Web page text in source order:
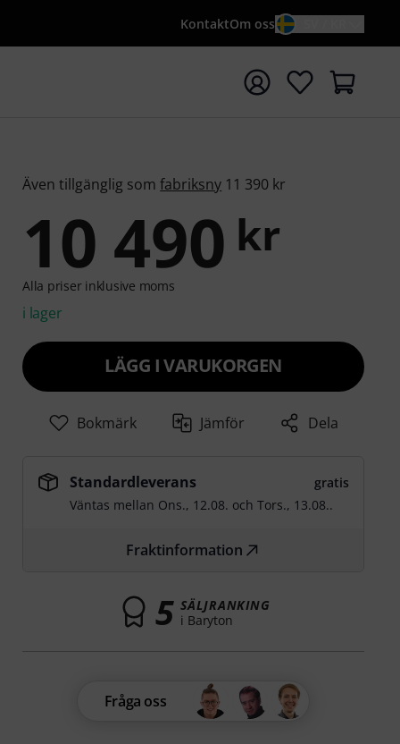
KontaktOm oss
sökningen med söktermen {searchTerm}
Även tillgänglig somfabriksny 11 390 kr
10 490 kr
Alla priser inklusive moms
i lager
LÄGG I VARUKORGEN
Bokmärk Jämför Dela
Standardleverans
gratis
Väntas mellan Ons., 12.08. ochTors., 13.08..
Fraktinformation
5 SÄLJRANKING
i Baryton
Fråga oss